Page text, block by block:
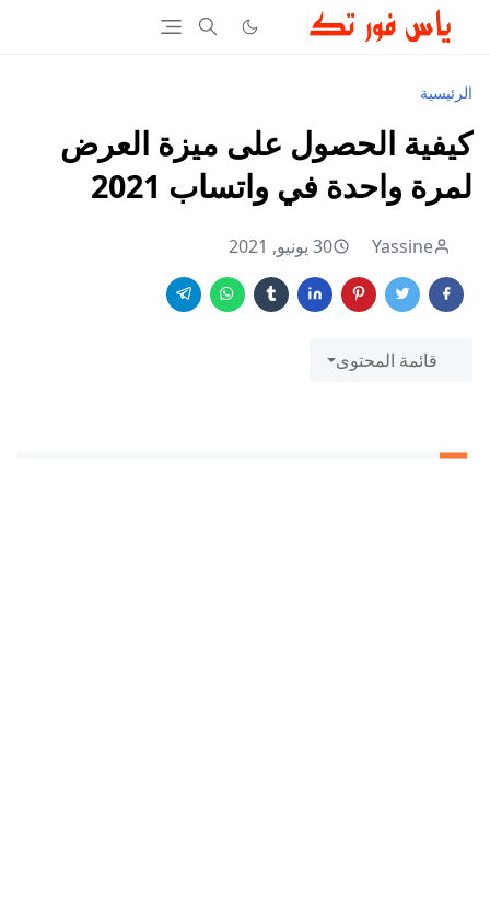
الرئيسية
كيفية الحصول على ميزة العرض
لمرة واحدة في واتساب 2021
Yassine 30 يونيو, 2021
قائمة المحتوى